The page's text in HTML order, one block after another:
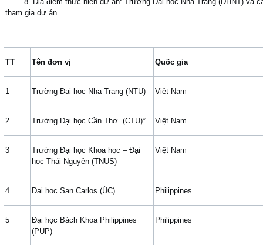
tham gia dự án
TT Tên đơn vị Quốc gia
1 Trường Đại học Nha Trang (NTU) Việt Nam
2 Trường Đại học Cần Thơ (CTU)* Việt Nam
3
Trường Đại học Khoa học – Đại
học Thái Nguyên (TNUS)
Việt Nam
4 Đại học San Carlos (ÚC) Philippines
5
Đại học Bách Khoa Philippines
(PUP)
Philippines